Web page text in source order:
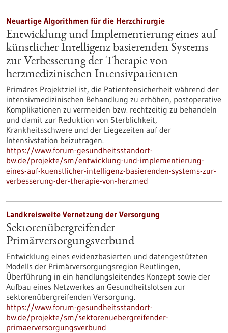
Neuartige Algorithmen für die Herzchirurgie
Entwicklung und Implementierung eines auf
künstlicher Intelligenz basierenden Systems
zur Verbesserung der Therapie von
herzmedizinischen Intensivpatienten
Primäres Projektziel ist, die Patientensicherheit während der
intensivmedizinischen Behandlung zu erhöhen, postoperative
Komplikationen zu vermeiden bzw. rechtzeitig zu behandeln
und damit zur Reduktion von Sterblichkeit,
Krankheitsschwere und der Liegezeiten auf der
Intensivstation beizutragen.
https://www.forum-gesundheitsstandort-
bw.de/projekte/sm/entwicklung-und-implementierung-
eines-auf-kuenstlicher-intelligenz-basierenden-systems-zur-
verbesserung-der-therapie-von-herzmed
Landkreisweite Vernetzung der Versorgung
Sektorenübergreifender
Primärversorgungsverbund
Entwicklung eines evidenzbasierten und datengestützten
Modells der Primärversorgungsregion Reutlingen,
Überführung in ein handlungsleitendes Konzept sowie der
Aufbau eines Netzwerkes an Gesundheitslotsen zur
sektorenübergreifenden Versorgung.
https://www.forum-gesundheitsstandort-
bw.de/projekte/sm/sektorenuebergreifender-
primaerversorgungsverbund